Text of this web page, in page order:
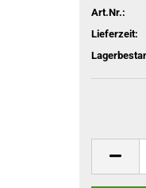
Art.Nr.:
Lieferzeit: